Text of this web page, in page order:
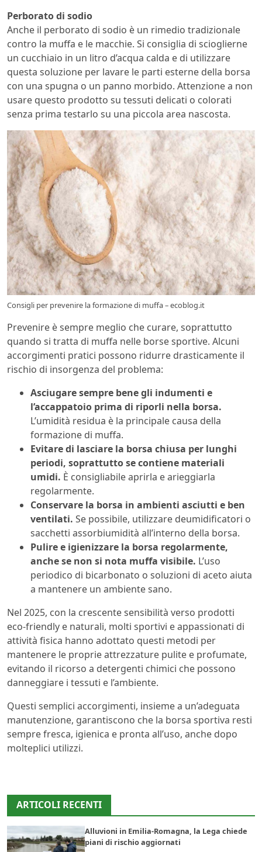
Perborato di sodio
Anche il perborato di sodio è un rimedio tradizionale
contro la muffa e le macchie. Si consiglia di scioglierne
un cucchiaio in un litro d’acqua calda e di utilizzare
questa soluzione per lavare le parti esterne della borsa
con una spugna o un panno morbido. Attenzione a non
usare questo prodotto su tessuti delicati o colorati
senza prima testarlo su una piccola area nascosta.
Consigli per prevenire la formazione di muffa – ecoblog.it
Prevenire è sempre meglio che curare, soprattutto
quando si tratta di muffa nelle borse sportive. Alcuni
accorgimenti pratici possono ridurre drasticamente il
rischio di insorgenza del problema:
Asciugare sempre bene gli indumenti e
l’accappatoio prima di riporli nella borsa.
L’umidità residua è la principale causa della
formazione di muffa.
Evitare di lasciare la borsa chiusa per lunghi
periodi, soprattutto se contiene materiali
umidi. È consigliabile aprirla e arieggiarla
regolarmente.
Conservare la borsa in ambienti asciutti e ben
ventilati. Se possibile, utilizzare deumidificatori o
sacchetti assorbiumidità all’interno della borsa.
Pulire e igienizzare la borsa regolarmente,
anche se non si nota muffa visibile. L’uso
periodico di bicarbonato o soluzioni di aceto aiuta
a mantenere un ambiente sano.
Nel 2025, con la crescente sensibilità verso prodotti
eco-friendly e naturali, molti sportivi e appassionati di
attività fisica hanno adottato questi metodi per
mantenere le proprie attrezzature pulite e profumate,
evitando il ricorso a detergenti chimici che possono
danneggiare i tessuti e l’ambiente.
Questi semplici accorgimenti, insieme a un’adeguata
manutenzione, garantiscono che la borsa sportiva resti
sempre fresca, igienica e pronta all’uso, anche dopo
molteplici utilizzi.
ARTICOLI RECENTI
Alluvioni in Emilia-Romagna, la Lega chiede
piani di rischio aggiornati